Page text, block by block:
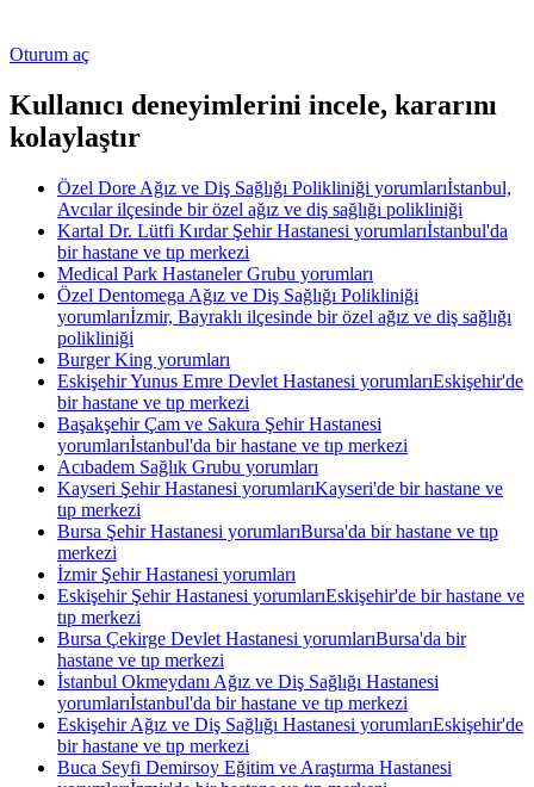
Oturum aç
Kullanıcı deneyimlerini incele, kararını
kolaylaştır
Özel Dore Ağız ve Diş Sağlığı Polikliniği yorumlarıİstanbul,
Avcılar ilçesinde bir özel ağız ve diş sağlığı polikliniği
Kartal Dr. Lütfi Kırdar Şehir Hastanesi yorumlarıİstanbul'da
bir hastane ve tıp merkezi
Medical Park Hastaneler Grubu yorumları
Özel Dentomega Ağız ve Diş Sağlığı Polikliniği
yorumlarıİzmir, Bayraklı ilçesinde bir özel ağız ve diş sağlığı
polikliniği
Burger King yorumları
Eskişehir Yunus Emre Devlet Hastanesi yorumlarıEskişehir'de
bir hastane ve tıp merkezi
Başakşehir Çam ve Sakura Şehir Hastanesi
yorumlarıİstanbul'da bir hastane ve tıp merkezi
Acıbadem Sağlık Grubu yorumları
Kayseri Şehir Hastanesi yorumlarıKayseri'de bir hastane ve
tıp merkezi
Bursa Şehir Hastanesi yorumlarıBursa'da bir hastane ve tıp
merkezi
İzmir Şehir Hastanesi yorumları
Eskişehir Şehir Hastanesi yorumlarıEskişehir'de bir hastane ve
tıp merkezi
Bursa Çekirge Devlet Hastanesi yorumlarıBursa'da bir
hastane ve tıp merkezi
İstanbul Okmeydanı Ağız ve Diş Sağlığı Hastanesi
yorumlarıİstanbul'da bir hastane ve tıp merkezi
Eskişehir Ağız ve Diş Sağlığı Hastanesi yorumlarıEskişehir'de
bir hastane ve tıp merkezi
Buca Seyfi Demirsoy Eğitim ve Araştırma Hastanesi